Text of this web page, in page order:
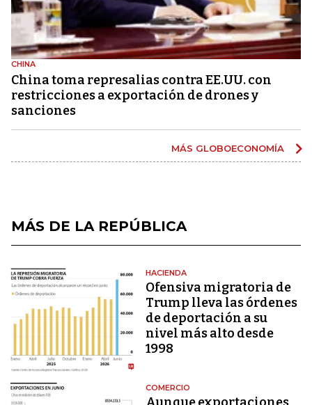
CHINA
China toma represalias contra EE.UU. con
restricciones a exportación de drones y
sanciones
MÁS GLOBOECONOMÍA
MÁS DE LA REPÚBLICA
HACIENDA
Ofensiva migratoria de
Trump lleva las órdenes
de deportación a su
nivel más alto desde
1998
COMERCIO